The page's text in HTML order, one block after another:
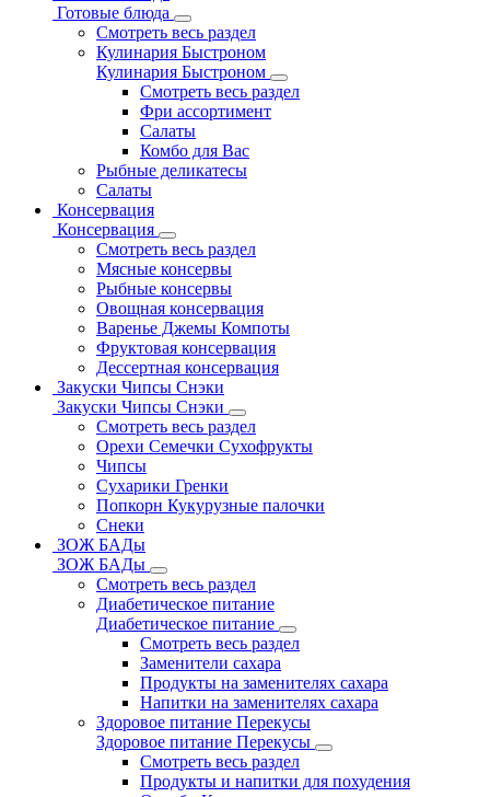
Готовые блюда
Смотреть весь раздел
Кулинария Быстроном
Кулинария Быстроном
Смотреть весь раздел
Фри ассортимент
Салаты
Комбо для Вас
Рыбные деликатесы
Салаты
Консервация
Консервация
Смотреть весь раздел
Мясные консервы
Рыбные консервы
Овощная консервация
Варенье Джемы Компоты
Фруктовая консервация
Дессертная консервация
Закуски Чипсы Снэки
Закуски Чипсы Снэки
Смотреть весь раздел
Орехи Семечки Сухофрукты
Чипсы
Сухарики Гренки
Попкорн Кукурузные палочки
Снеки
ЗОЖ БАДы
ЗОЖ БАДы
Смотреть весь раздел
Диабетическое питание
Диабетическое питание
Смотреть весь раздел
Заменители сахара
Продукты на заменителях сахара
Напитки на заменителях сахара
Здоровое питание Перекусы
Здоровое питание Перекусы
Смотреть весь раздел
Продукты и напитки для похудения